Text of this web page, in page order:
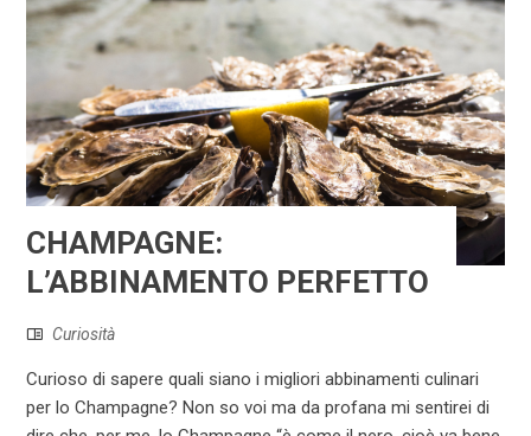
CHAMPAGNE:
L’ABBINAMENTO PERFETTO
Curiosità
Curioso di sapere quali siano i migliori abbinamenti culinari
per lo Champagne? Non so voi ma da profana mi sentirei di